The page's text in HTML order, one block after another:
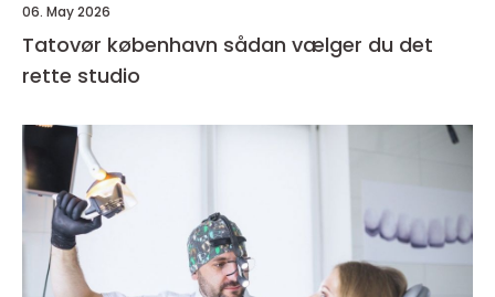
06. May 2026
Tatovør københavn sådan vælger du det
rette studio